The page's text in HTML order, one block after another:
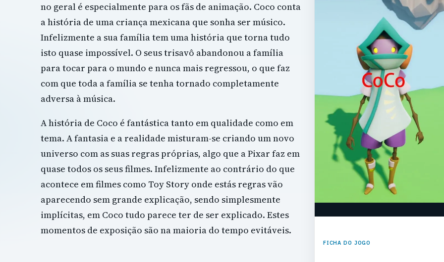
FICHA DO JOGO
no geral é especialmente para os fãs de animação. Coco conta
a história de uma criança mexicana que sonha ser músico.
Infelizmente a sua família tem uma história que torna tudo
isto quase impossível. O seus trisavô abandonou a família
para tocar para o mundo e nunca mais regressou, o que faz
com que toda a família se tenha tornado completamente
adversa à música.
A história de Coco é fantástica tanto em qualidade como em
tema. A fantasia e a realidade misturam-se criando um novo
universo com as suas regras próprias, algo que a Pixar faz em
quase todos os seus filmes. Infelizmente ao contrário do que
acontece em filmes como Toy Story onde estás regras vão
aparecendo sem grande explicação, sendo simplesmente
implícitas, em Coco tudo parece ter de ser explicado. Estes
momentos de exposição são na maioria do tempo evitáveis.